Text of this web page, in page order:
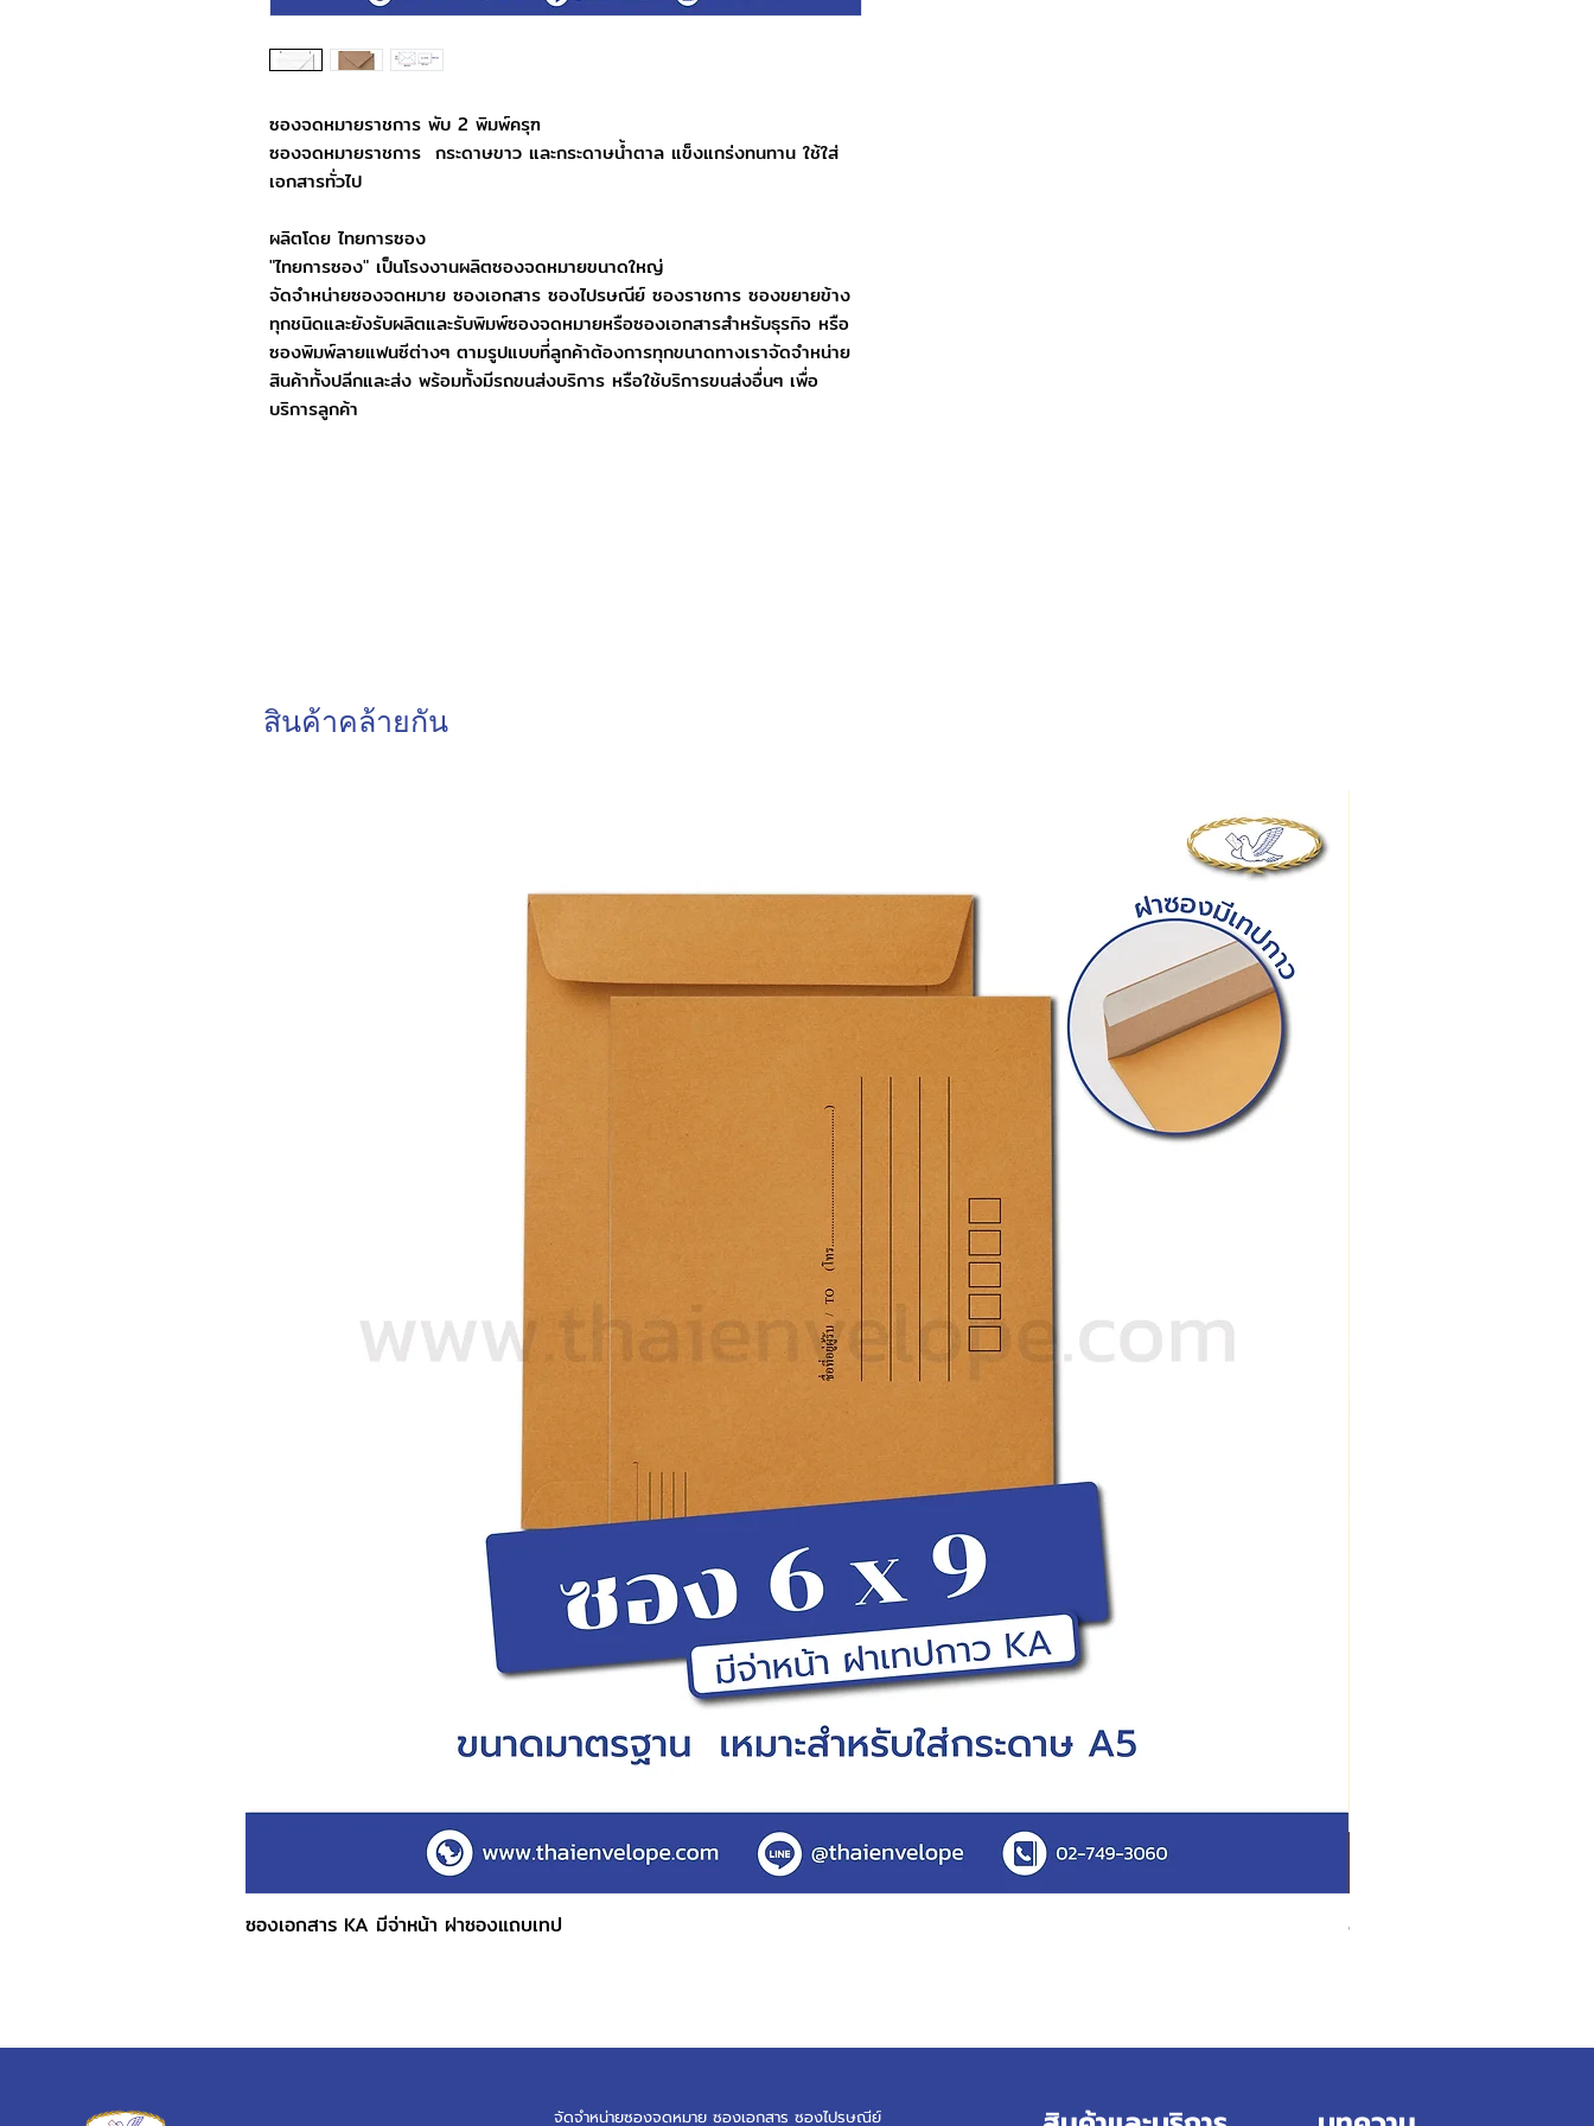
ซองจดหมายราชการ พับ 2 พิมพ์ครุฑ
ซองจดหมายราชการ กระดาษขาว และกระดาษน้ำตาล แข็งแกร่งทนทาน ใช้ใส่
เอกสารทั่วไป
ผลิตโดย ไทยการซอง
"ไทยการซอง" เป็นโรงงานผลิตซองจดหมายขนาดใหญ่
จัดจำหน่ายซองจดหมาย ซองเอกสาร ซองไปรษณีย์ ซองราชการ ซองขยายข้าง
ทุกชนิดและยังรับผลิตและรับพิมพ์ซองจดหมายหรือซองเอกสารสำหรับธุรกิจ หรือ
ซองพิมพ์ลายแฟนซีต่างๆ ตามรูปแบบที่ลูกค้าต้องการทุกขนาดทางเราจัดจำหน่าย
สินค้าทั้งปลีกและส่ง พร้อมทั้งมีรถขนส่งบริการ หรือใช้บริการขนส่งอื่นๆ เพื่อ
บริการลูกค้า
สินค้าคล้ายกัน
ซองเอกสาร KA มีจ่าหน้า ฝาซองแถบเทป สั่งผลิตสายคาดกล่อง
จัดจำหน่ายซองจดหมาย ซองเอกสาร ซองไปรษณีย์